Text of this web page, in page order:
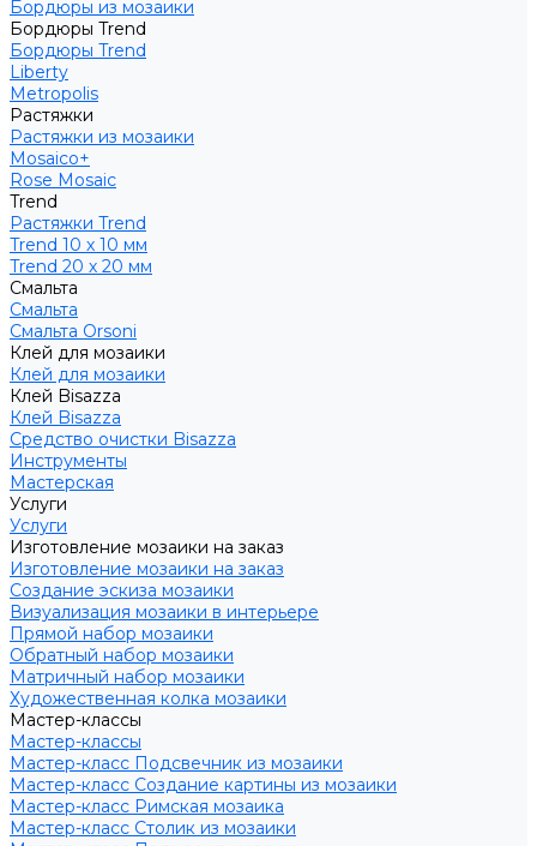
Бордюры из мозаики
Бордюры Trend
Бордюры Trend
Liberty
Metropolis
Растяжки
Растяжки из мозаики
Mosaico+
Rose Mosaic
Trend
Растяжки Trend
Trend 10 х 10 мм
Trend 20 х 20 мм
Смальта
Смальта
Смальта Orsoni
Клей для мозаики
Клей для мозаики
Клей Bisazza
Клей Bisazza
Средство очистки Bisazza
Инструменты
Мастерская
Услуги
Услуги
Изготовление мозаики на заказ
Изготовление мозаики на заказ
Создание эскиза мозаики
Визуализация мозаики в интерьере
Прямой набор мозаики
Обратный набор мозаики
Матричный набор мозаики
Художественная колка мозаики
Мастер-классы
Мастер-классы
Мастер-класс Подсвечник из мозаики
Мастер-класс Создание картины из мозаики
Мастер-класс Римская мозаика
Мастер-класс Столик из мозаики